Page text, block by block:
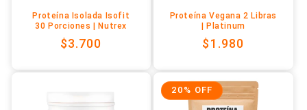
Proteína Isolada Isofit
30 Porciones | Nutrex
Precio
$3.700
Proteína Vegana 2 Libras
| Platinum
Precio
$1.980
20% OFF